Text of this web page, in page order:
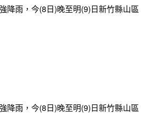
降雨，今(8日)晚至明(9)日新竹縣山
降雨，今(8日)晚至明(9)日新竹縣山